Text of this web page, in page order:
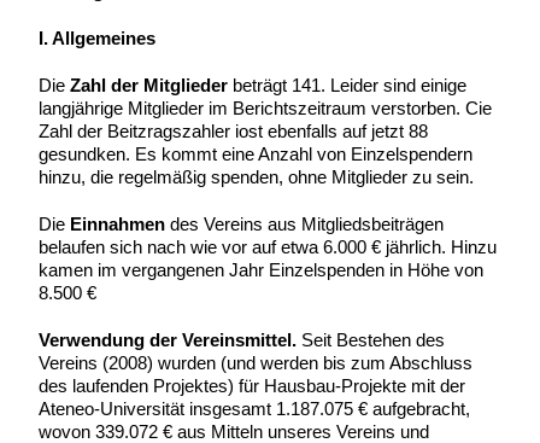
I. Allgemeines
DieZahl der Mitglieder beträgt 141. Leider sind einige
langjährige Mitglieder im Berichtszeitraum verstorben. Cie
Zahl der Beitzragszahler iost ebenfalls auf jetzt 88
gesundken. Es kommt eine Anzahl von Einzelspendern
hinzu, die regelmäßig spenden, ohne Mitglieder zu sein.
Die Einnahmen des Vereins aus Mitgliedsbeiträgen
belaufen sich nach wie vor auf etwa 6.000 € jährlich. Hinzu
kamen im vergangenen Jahr Einzelspenden in Höhe von
8.500 €
Verwendung der Vereinsmittel. Seit Bestehen des
Vereins (2008) wurden (und werden bis zum Abschluss
des laufenden Projektes) für Hausbau-Projekte mit der
Ateneo-Universität insgesamt 1.187.075 € aufgebracht,
wovon 339.072 € aus Mitteln unseres Vereins und